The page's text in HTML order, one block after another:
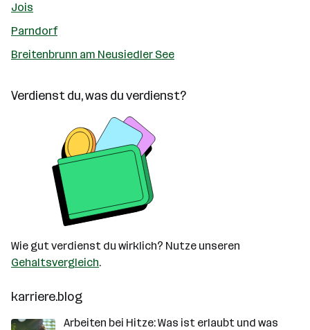
Jois
Parndorf
Breitenbrunn am Neusiedler See
Verdienst du, was du verdienst?
Wie gut verdienst du wirklich? Nutze unseren
Gehaltsvergleich.
karriere.blog
Arbeiten bei Hitze: Was ist erlaubt und was